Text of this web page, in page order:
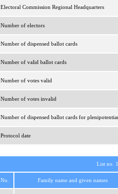
Electoral Commission Regional Headquarters
Number of electors
Number of dispensed ballot cards
Number of valid ballot cards
Number of votes valid
Number of votes invalid
Number of dispensed ballot cards for
Protocol date
List no.
No. Family name and given names